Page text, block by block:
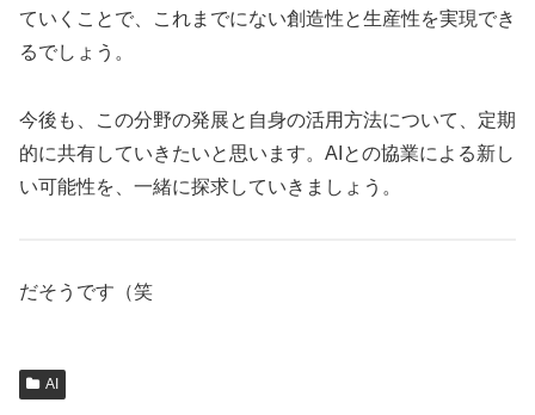
ていくことで、これまでにない創造性と生産性を実現でき
るでしょう。
今後も、この分野の発展と自身の活用方法について、定期
的に共有していきたいと思います。AIとの協業による新し
い可能性を、一緒に探求していきましょう。
だそうです（笑
AI